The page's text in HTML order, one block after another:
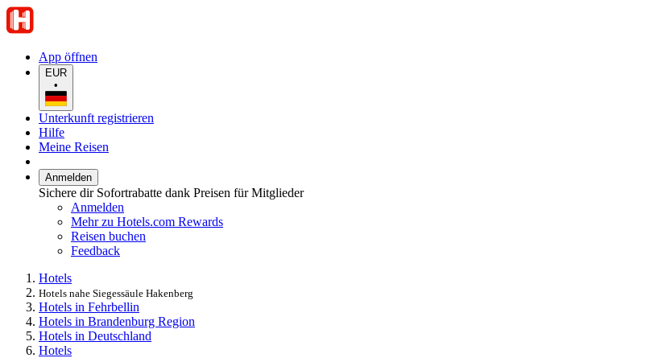
App öffnen
EUR
•
Unterkunft registrieren
Hilfe
Meine Reisen
Anmelden
Sichere dir Sofortrabatte dank Preisen für Mitglieder
Anmelden
Mehr zu Hotels.com Rewards
Reisen buchen
Feedback
Hotels
Hotels nahe Siegessäule Hakenberg
Hotels in Fehrbellin
Hotels in Brandenburg Region
Hotels in Deutschland
Hotels